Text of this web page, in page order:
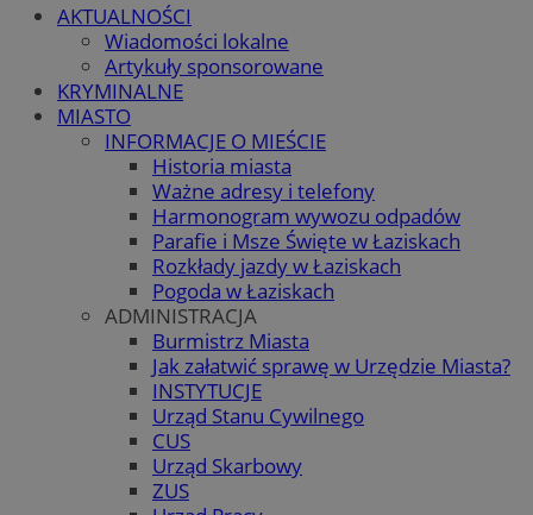
AKTUALNOŚCI
Wiadomości lokalne
Artykuły sponsorowane
KRYMINALNE
MIASTO
INFORMACJE O MIEŚCIE
Historia miasta
Ważne adresy i telefony
Harmonogram wywozu odpadów
Parafie i Msze Święte w Łaziskach
Rozkłady jazdy w Łaziskach
Pogoda w Łaziskach
ADMINISTRACJA
Burmistrz Miasta
Jak załatwić sprawę w Urzędzie Miasta?
INSTYTUCJE
Urząd Stanu Cywilnego
CUS
Urząd Skarbowy
ZUS